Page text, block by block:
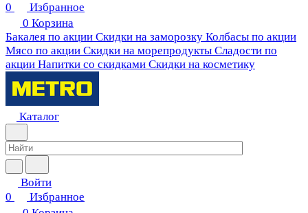
0
Избранное
0 Корзина
Бакалея по акции Скидки на заморозку Колбасы по акции
Мясо по акции Скидки на морепродукты Сладости по
акции Напитки со скидками Скидки на косметику
Каталог
Войти
0
Избранное